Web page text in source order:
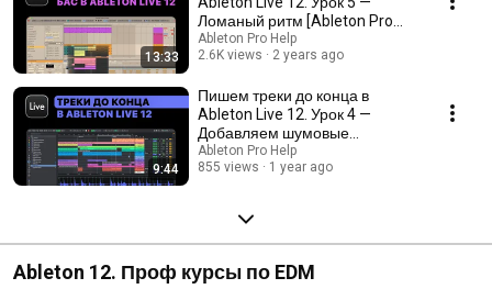
13:33
Ломаный ритм [Ableton Pro
Help]
Ableton Pro Help
2.6K views
2 years ago
9:44
Пишем треки до конца в
Ableton Live 12. Урок 4 —
Добавляем шумовые
эффекты FX [Ableton Pro Help]
Ableton Pro Help
855 views
1 year ago
Ableton 12. Проф курсы по EDM